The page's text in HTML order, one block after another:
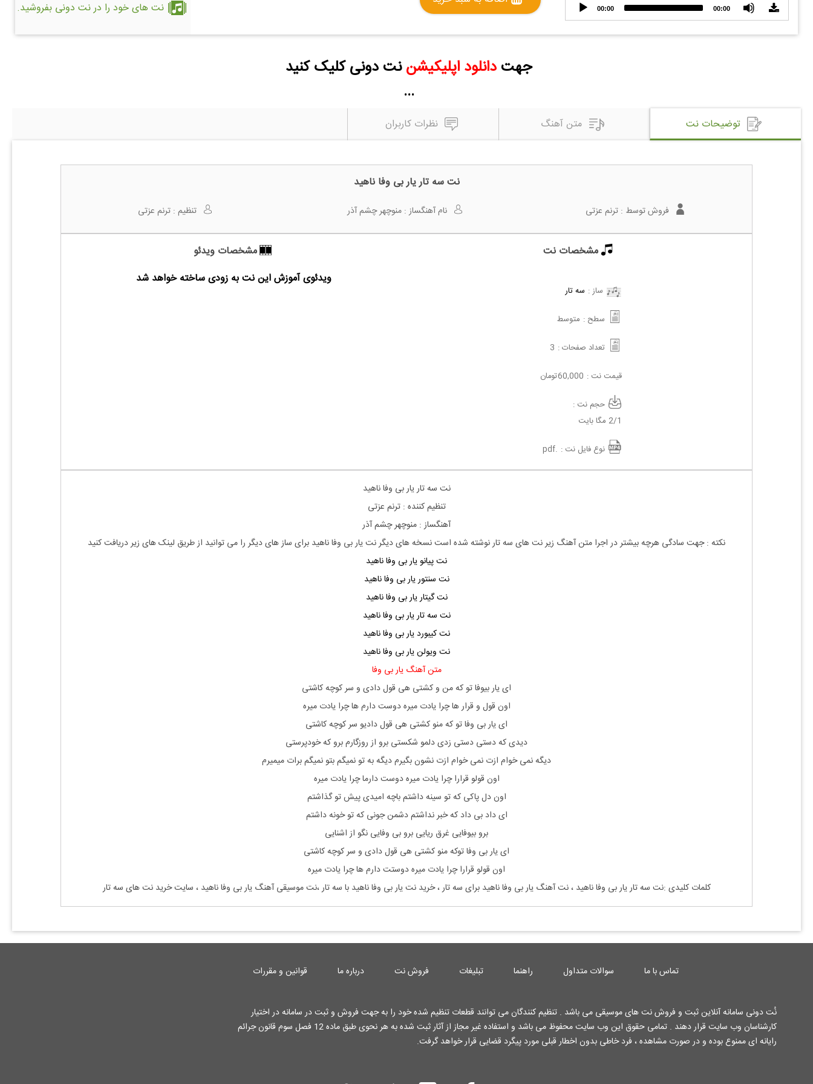
Audio
Player
00:00 00:00 نت های خود را در نت دونی بفروشید.
جهتدانلود اپلیکیشن نت دونی کلیک کنید
...
توضیحات نت متن آهنگ نظرات کاربران
نت سه تار یار بی وفا ناهید
فروش توسط :ترنم عزتی نام آهنگساز : منوچهر چشم آذر تنظیم :ترنم عزتی
مشخصات نت
ساز : سه تار
سطح : متوسط
تعداد صفحات : 3
قیمت نت : 60,000تومان
حجم نت :
2/1 مگا بایت
نوع فایل نت : .pdf
مشخصات ویدئو
ویدئوی آموزش این نت به زودی ساخته خواهد شد
نت سه تار یار بی وفا ناهید
تنظیم کننده : ترنم عزتی
آهنگساز : منوچهر چشم آذر
نکته : جهت سادگی هرچه بیشتر در اجرا متن آهنگ زیر نت های سه تار نوشته شده است نسخه های دیگر نتیار بی وفا ناهید برای ساز های دیگر را می توانید از طریق لینک های زیر دریافت کنید
نت پیانو یار بی وفا ناهید
نت سنتور یار بی وفا ناهید
نت گیتار یار بی وفا ناهید
نت سه تار یار بی وفا ناهید
نت کیبورد یار بی وفا ناهید
نت ویولن یار بی وفا ناهید
متن آهنگ یار بی وفا
ای یار بیوفا تو که من و کشتی هی قول دادی و سر کوچه کاشتی
اون قول و قرار ها چرا یادت میره دوست دارم ها چرا یادت میره
ای یار بی وفا تو که منو کشتی هی قول دادیو سر کوچه کاشتی
دیدی که دستی دستی زدی دلمو شکستی برو از روزگارم برو که خودپرستی
دیگه نمی خوام ازت نمی خوام ازت نشون بگیرم دیگه به تو نمیگم بتو نمیگم برات میمیرم
اون قولو قرارا چرا یادت میره دوست دارما چرا یادت میره
اون دل پاکی که تو سینه داشتم باچه امیدی پیش تو گذاشتم
ای داد بی داد که خبر نداشتم دشمن جونی که تو خونه داشتم
برو بیوفایی غرق ریایی برو بی وفایی نگو از اشنایی
ای یار بی وفا توکه منو کشتی هی قول دادی و سر کوچه کاشتی
اون قولو قرارا چرا یادت میره دوستت دارم ها چرا یادت میره
کلمات کلیدی :نت سه تاریار بی وفا ناهید ، نت آهنگ یار بی وفا ناهید برای سه تار ، خرید نتیار بی وفا ناهید با سه تار ،نت موسیقی آهنگ یار بی وفا ناهید ، سایت خرید نت های سه تار
تماس با ما سوالات متداول راهنما تبلیغات فروش نت درباره ما قوانین و مقررات
نُت دونی سامانه آنلاین ثبت و فروش نت های موسیقی می باشد . تنظیم کنندگان می توانند قطعات تنظیم شده خود را به جهت فروش و ثبت در سامانه در اختیار
کارشناسان وب سایت قرار دهند . تمامی حقوق این وب سایت محفوظ می باشد و استفاده غیر مجاز از آثار ثبت شده به هر نحوی طبق ماده 12 فصل سوم قانون جرائم
رایانه ای ممنوع بوده و در صورت مشاهده ، فرد خاطی بدون اخطار قبلی مورد پیگرد قضایی قرار خواهد گرفت.